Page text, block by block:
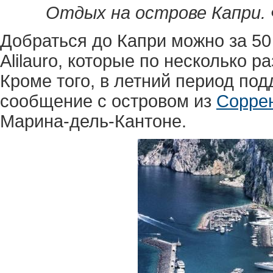
Отдых на острове Капри.
Добраться до Капри можно за
Alilauro, которые по несколько
Кроме того, в летний период
сообщение с островом из
Марина-дель-Кантоне.